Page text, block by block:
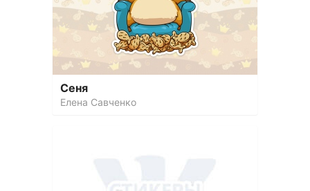
Сеня
Елена Савченко